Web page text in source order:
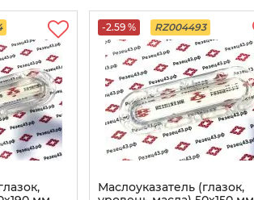
-2.59 % RZ004493
Маслоуказатель (глазок,